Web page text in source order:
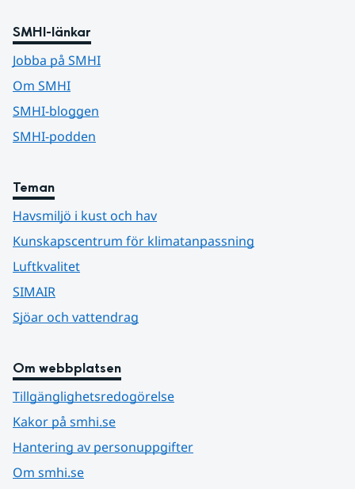
SMHI-länkar
Jobba på SMHI
Om SMHI
SMHI-bloggen
SMHI-podden
Teman
Havsmiljö i kust och hav
Kunskapscentrum för klimatanpassning
Luftkvalitet
SIMAIR
Sjöar och vattendrag
Om webbplatsen
Tillgänglighetsredogörelse
Kakor på smhi.se
Hantering av personuppgifter
Om smhi.se